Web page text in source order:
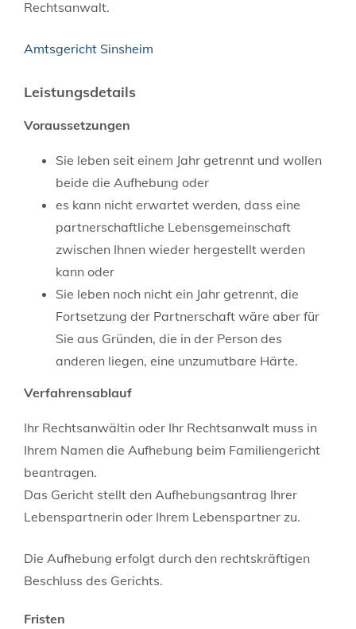
Rechtsanwalt.
Amtsgericht Sinsheim
Leistungsdetails
Voraussetzungen
Sie leben seit einem Jahr getrennt und wollen
beide die Aufhebung oder
es kann nicht erwartet werden, dass eine
partnerschaftliche Lebensgemeinschaft
zwischen Ihnen wieder hergestellt werden
kann oder
Sie leben noch nicht ein Jahr getrennt, die
Fortsetzung der Partnerschaft wäre aber für
Sie aus Gründen, die in der Person des
anderen liegen, eine unzumutbare Härte.
Verfahrensablauf
Ihr Rechtsanwältin oder Ihr Rechtsanwalt muss in
Ihrem Namen die Aufhebung beim Familiengericht
beantragen.
Das Gericht stellt den Aufhebungsantrag Ihrer
Lebenspartnerin oder Ihrem Lebenspartner zu.
Die Aufhebung erfolgt durch den rechtskräftigen
Beschluss des Gerichts.
Fristen